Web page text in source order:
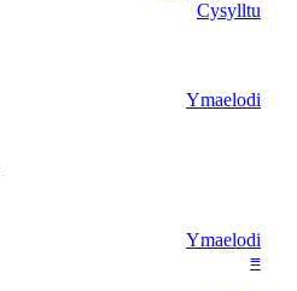
Cysylltu
Ymaelodi
Ymaelodi
≡